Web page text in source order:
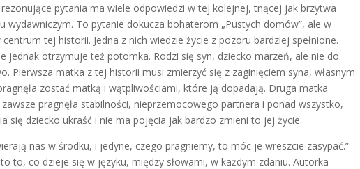
rezonujące pytania ma wiele odpowiedzi w tej kolejnej, tnącej jak brzytwa
wydawniczym. To pytanie dokucza bohaterom „Pustych domów”, ale w
tej historii. Jedna z nich wiedzie życie z pozoru bardziej spełnione.
jednak otrzymuje też potomka. Rodzi się syn, dziecko marzeń, ale nie do
Pierwsza matka z tej historii musi zmierzyć się z zaginięciem syna, własnym
zostać matką i wątpliwościami, które ją dopadają. Druga matka
pragnęła stabilności, nieprzemocowego partnera i ponad wszystko,
się dziecko ukraść i nie ma pojęcia jak bardzo zmieni to jej życie.
nas w środku, i jedyne, czego pragniemy, to móc je wreszcie zasypać.”
to, co dzieje się w języku, między słowami, w każdym zdaniu. Autorka